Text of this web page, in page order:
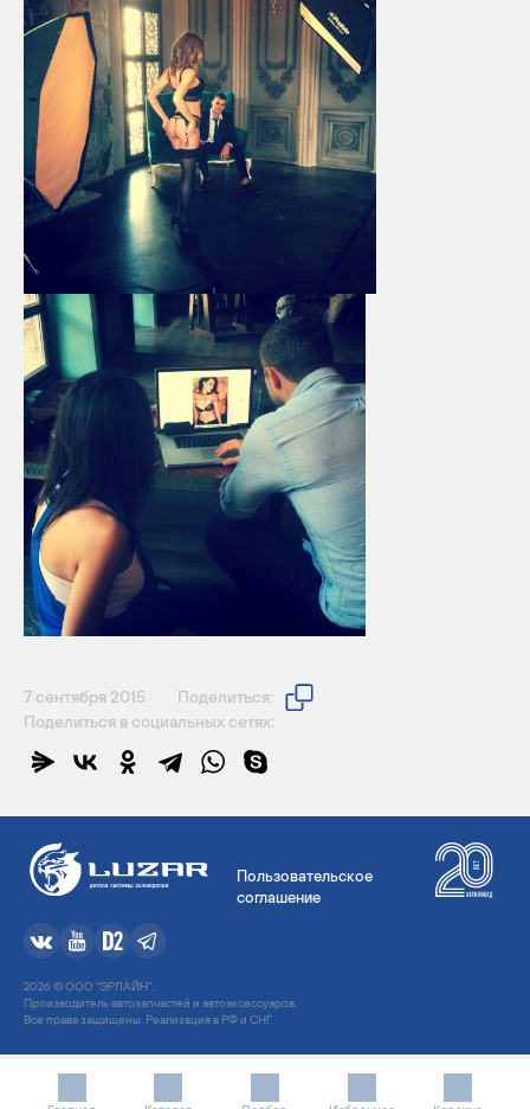
7 сентября 2015
Поделиться:
Поделиться в социальных сетях:
Пользовательское
соглашение
2026 © ООО "ЭРЛАЙН".
Производитель автозапчастей и автоаксессуаров.
Все права защищены. Реализация в РФ и СНГ.